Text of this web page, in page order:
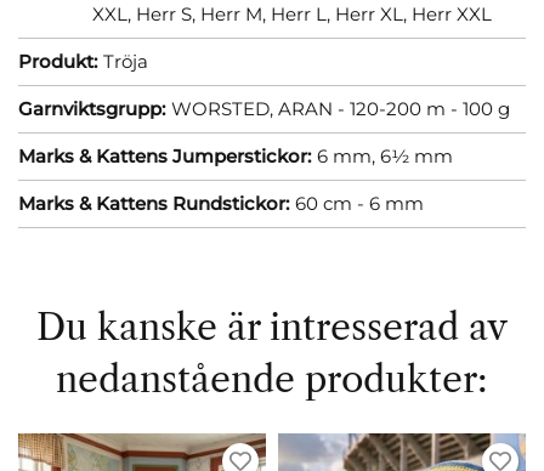
XXL, Herr S, Herr M, Herr L, Herr XL, Herr XXL
Produkt: Tröja
Garnviktsgrupp: WORSTED, ARAN - 120-200 m - 100 g
Marks & Kattens Jumperstickor: 6 mm, 6½ mm
Marks & Kattens Rundstickor: 60 cm - 6 mm
Du kanske är intresserad av
nedanstående produkter: